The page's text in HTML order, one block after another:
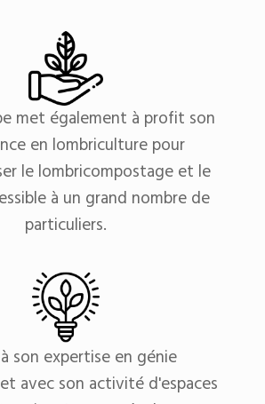
met également à profit son
en lombriculture pour
le lombricompostage et le
à un grand nombre de
particuliers.
son expertise en génie
avec son activité d'espaces